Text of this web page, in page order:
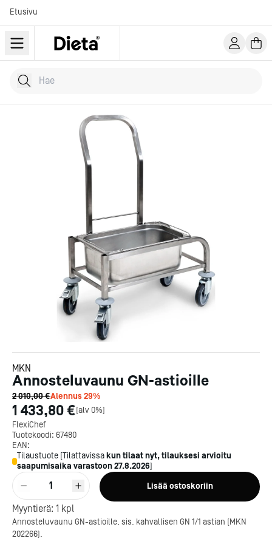
Etusivu
Hae tuotteita
Kirjoita hakusana...
MKN
Annosteluvaunu GN-astioille
2 010,00 €Alennus29%
1 433,80 €[alv 0%]
FlexiChef
Tuotekoodi: 67480
EAN:
Tilaustuote [Tilattavissa kun tilaat nyt, tilauksesi arvioitu
saapumisaika varastoon27.8.2026]
1 Lisää ostoskoriin
Myyntierä: 1 kpl
Annosteluvaunu GN-astioille, sis. kahvallisen GN 1/1 astian (MKN
202266).
Kotipizza on vuonna 1987
perustettu yritys, jolla on yli
300 ravintolaa eri puolella